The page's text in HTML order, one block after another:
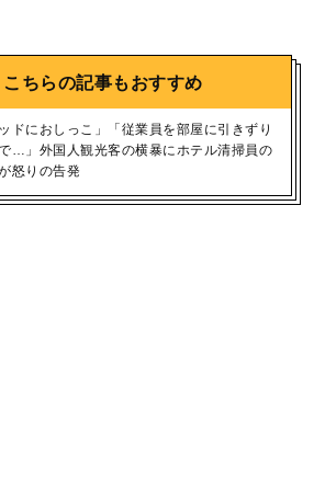
こちらの記事もおすすめ
ッドにおしっこ」「従業員を部屋に引きずり
…」外国人観光客の横暴にホテル清掃員の
怒りの告発